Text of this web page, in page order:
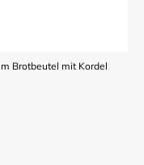
Brotbeutel mit Kordel